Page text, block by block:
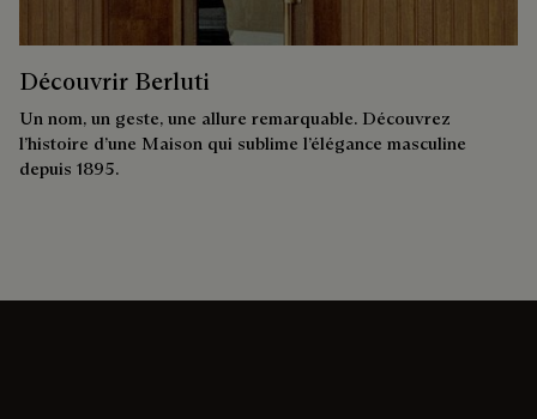
Découvrir Berluti
Un nom, un geste, une allure remarquable. Découvrez
l’histoire d’une Maison qui sublime l’élégance masculine
depuis 1895.